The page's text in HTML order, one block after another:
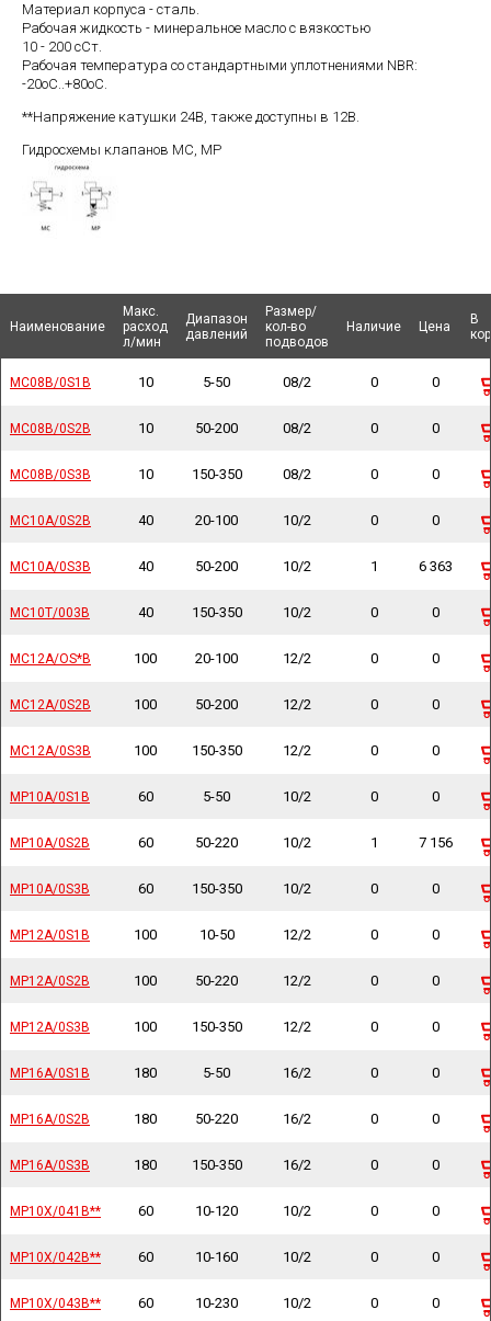
Материал корпуса - сталь.
Рабочая жидкость - минеральное масло с вязкостью
10 - 200 сСт.
Рабочая температура со стандартными уплотнениями NBR:
-20оС..+80оС.
**Напряжение катушки 24В, также доступны в 12В.
Гидросхемы клапанов MC, MP
Наименование
Макс.
расход
л/мин
Диапазон
давлений
Размер/
кол-во
подводов
Наличие Цена
В
MC08B/0S1B 10 5-50 08/2 0 0
MC08B/0S2B 10 50-200 08/2 0 0
MC08B/0S3B 10 150-350 08/2 0 0
MC10A/0S2B 40 20-100 10/2 0 0
MC10A/0S3B 40 50-200 10/2 1 6 363
MC10T/003B 40 150-350 10/2 0 0
MC12A/OS*B 100 20-100 12/2 0 0
MC12A/0S2B 100 50-200 12/2 0 0
MC12A/0S3B 100 150-350 12/2 0 0
MP10A/0S1B 60 5-50 10/2 0 0
MP10A/0S2B 60 50-220 10/2 1 7 156
MP10A/0S3B 60 150-350 10/2 0 0
MP12A/0S1B 100 10-50 12/2 0 0
MP12A/0S2B 100 50-220 12/2 0 0
MP12A/0S3B 100 150-350 12/2 0 0
MP16A/0S1B 180 5-50 16/2 0 0
MP16A/0S2B 180 50-220 16/2 0 0
MP16A/0S3B 180 150-350 16/2 0 0
MP10X/041B** 60 10-120 10/2 0 0
MP10X/042B** 60 10-160 10/2 0 0
MP10X/043B** 60 10-230 10/2 0 0
Наименование
MC08B/0S1B
MC08B/0S2B
MC08B/0S3B
MC10A/0S2B
MC10A/0S3B
MC10T/003B
MC12A/OS*B
MC12A/0S2B
MC12A/0S3B
MP10A/0S1B
MP10A/0S2B
MP10A/0S3B
MP12A/0S1B
MP12A/0S2B
MP12A/0S3B
MP16A/0S1B
MP16A/0S2B
MP16A/0S3B
MP10X/041B**
MP10X/042B**
MP10X/043B**
Наименование
Наименование
Макс.
расход
л/мин
Диапазон
давлений
Размер/
кол-во
подводов
Наличие Цена
В